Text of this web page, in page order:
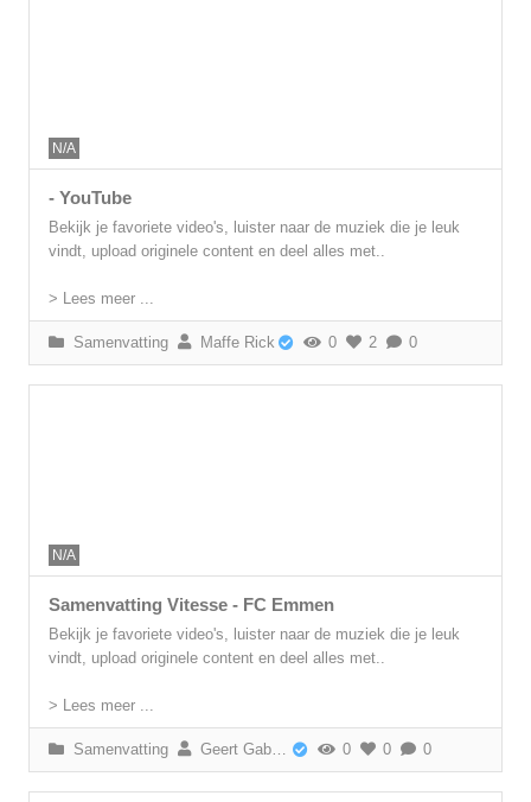
N/A
- YouTube
Bekijk je favoriete video's, luister naar de muziek die je leuk
vindt, upload originele content en deel alles met..
> Lees meer ...
Samenvatting Maffe Rick 0 2 0
N/A
Samenvatting Vitesse - FC Emmen
Bekijk je favoriete video's, luister naar de muziek die je leuk
vindt, upload originele content en deel alles met..
> Lees meer ...
Samenvatting Geert Gabriëls 0 0 0